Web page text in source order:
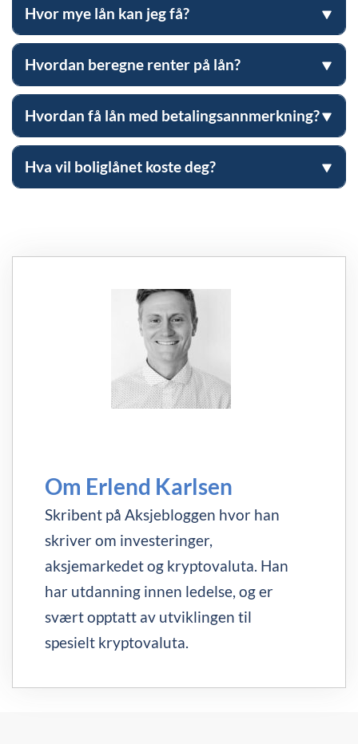
Hvor mye lån kan jeg få?
Hvordan beregne renter på lån?
Hvordan få lån med betalingsannmerkning?
Hva vil boliglånet koste deg?
Om Erlend Karlsen
Skribent på Aksjebloggen hvor han
skriver om investeringer,
aksjemarkedet og kryptovaluta. Han
har utdanning innen ledelse, og er
svært opptatt av utviklingen til
spesielt kryptovaluta.